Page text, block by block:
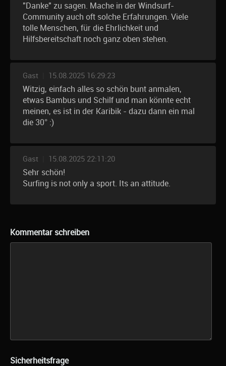
"Danke" zu sagen. Mache in der Windsurf-
Community auch oft solche Erfahrungen. Viele
tolle Menschen, für die Ehrlichkeit und
Hilfsbereitschaft noch ganz oben stehen.
Gast 15.08.2025 16:29:23
Witzig, einfach alles so schön bunt anmalen,
etwas Bambus und Schilf und man könnte echt
meinen, es ist in der Karibik - dazu dann ein mal
die 30° :)
Gast 15.08.2025 22:11:20
Sehr schön!
Surfing is not only a sport. Its an attitude.
Kommentar schreiben
Sicherheitsfrage